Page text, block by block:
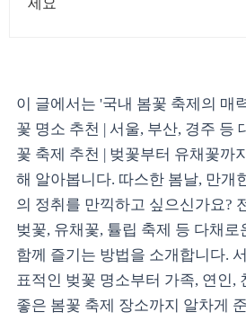
세요
이 글에서는 '국내 봄꽃 축제의 매
꽃 명소 추천 | 서울, 부산, 경주 등
꽃 축제 추천 | 벚꽃부터 유채꽃까
해 알아봅니다. 따스한 봄날, 만개
의 정취를 만끽하고 싶으신가요?
벚꽃, 유채꽃, 튤립 축제 등 다채
함께 즐기는 방법을 소개합니다.
표적인 벚꽃 명소부터 가족, 연인,
좋은 봄꽃 축제 장소까지 알차게